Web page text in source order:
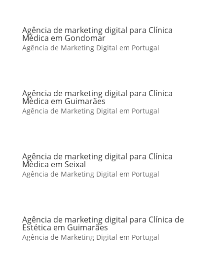
Agência de marketing digital para Clínica
Médica em Gondomar
Agência de Marketing Digital em Portugal
Agência de marketing digital para Clínica
Médica em Guimarães
Agência de Marketing Digital em Portugal
Agência de marketing digital para Clínica
Médica em Seixal
Agência de Marketing Digital em Portugal
Agência de marketing digital para Clínica de
Estética em Guimarães
Agência de Marketing Digital em Portugal